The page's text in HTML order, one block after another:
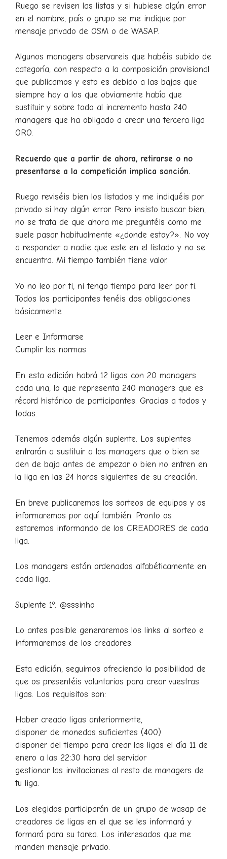
Ruego se revisen las listas y si hubiese algún error
en el nombre, país o grupo se me indique por
mensaje privado de OSM o de WASAP.
Algunos managers observareis que habéis subido de
categoría, con respecto a la composición provisional
que publicamos y esto es debido a las bajas que
siempre hay a los que obviamente había que
sustituir y sobre todo al incremento hasta 240
managers que ha obligado a crear una tercera liga
ORO.
Recuerdo que a partir de ahora, retirarse o no
presentarse a la competición implica sanción.
Ruego reviséis bien los listados y me indiquéis por
privado si hay algún error. Pero insisto buscar bien,
no se trata de que ahora me preguntéis como me
suele pasar habitualmente «¿donde estoy?». No voy
a responder a nadie que este en el listado y no se
encuentra. Mi tiempo también tiene valor.
Yo no leo por ti, ni tengo tiempo para leer por ti.
Todos los participantes tenéis dos obligaciones
básicamente
Leer e Informarse
Cumplir las normas
En esta edición habrá 12 ligas con 20 managers
cada una, lo que representa 240 managers que es
récord histórico de participantes. Gracias a todos y
todas.
Tenemos además algún suplente. Los suplentes
entrarán a sustituir a los managers que o bien se
den de baja antes de empezar o bien no entren en
la liga en las 24 horas siguientes de su creación.
En breve publicaremos los sorteos de equipos y os
informaremos por aquí también. Pronto os
estaremos informando de los CREADORES de cada
liga.
Los managers están ordenados alfabéticamente en
cada liga:
Suplente 1º: @sssinho
Lo antes posible generaremos los links al sorteo e
informaremos de los creadores.
Esta edición, seguimos ofreciendo la posibilidad de
que os presentéis voluntarios para crear vuestras
ligas. Los requisitos son:
Haber creado ligas anteriormente,
disponer de monedas suficientes (400)
disponer del tiempo para crear las ligas el día 11 de
enero a las 22:30 hora del servidor
gestionar las invitaciones al resto de managers de
tu liga.
Los elegidos participarán de un grupo de wasap de
creadores de ligas en el que se les informará y
formará para su tarea. Los interesados que me
manden mensaje privado.